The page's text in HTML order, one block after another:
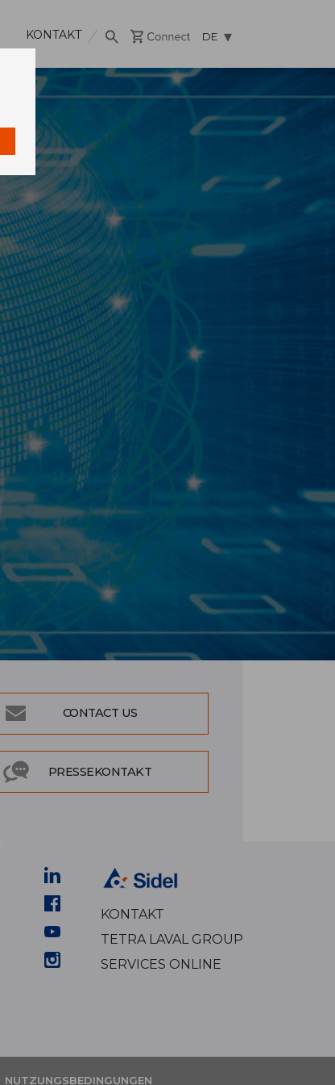
KONTAKT DE
CONTACT US
PRESSEKONTAKT
KONTAKT
TETRA LAVAL GROUP
SERVICES ONLINE
NUTZUNGSBEDINGUNGEN